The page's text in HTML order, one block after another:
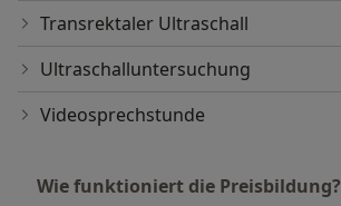
Transrektaler Ultraschall
Ultraschalluntersuchung
Videosprechstunde
Wie funktioniert die Preisbildung?